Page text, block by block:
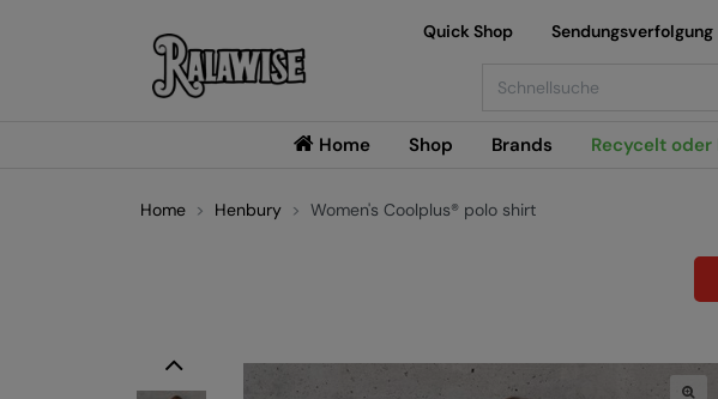
Home Shop Brands Recycelt oder
Quick Shop Sendungsverfolgung
Home Henbury Women's Coolplus® polo shirt